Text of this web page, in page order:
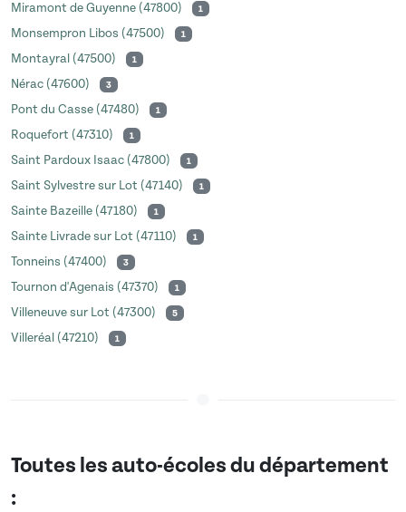
Miramont de Guyenne (47800) 1
Monsempron Libos (47500) 1
Montayral (47500) 1
Nérac (47600) 3
Pont du Casse (47480) 1
Roquefort (47310) 1
Saint Pardoux Isaac (47800) 1
Saint Sylvestre sur Lot (47140) 1
Sainte Bazeille (47180) 1
Sainte Livrade sur Lot (47110) 1
Tonneins (47400) 3
Tournon d'Agenais (47370) 1
Villeneuve sur Lot (47300) 5
Villeréal (47210) 1
Toutes les auto-écoles du département
: